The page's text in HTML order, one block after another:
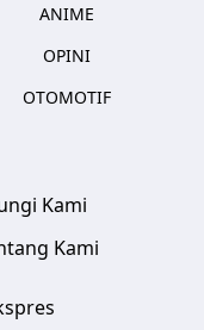
ANIME
OPINI
OTOMOTIF
Kami
Kami